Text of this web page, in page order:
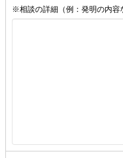
※相談の詳細（例：発明の内容